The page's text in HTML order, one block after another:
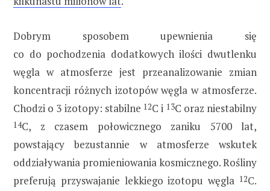
Dobrym sposobem upewnienia się
co do pochodzenia dodatkowych ilości dwutlenku
węgla w atmosferze jest przeanalizowanie zmian
koncentracji różnych izotopów węgla w atmosferze.
Chodzi o 3 izotopy: stabilne 12C i 13C oraz niestabilny
14C, z czasem połowicznego zaniku 5700 lat,
powstający bezustannie w atmosferze wskutek
oddziaływania promieniowania kosmicznego. Rośliny
preferują przyswajanie lekkiego izotopu węgla 12C.